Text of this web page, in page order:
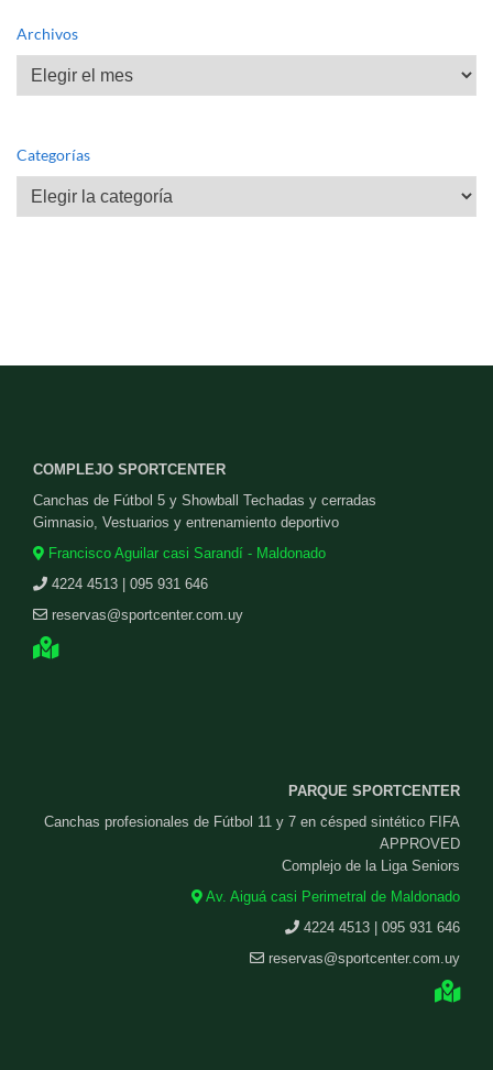
Archivos
Archivos
Categorías
Categorías
COMPLEJO SPORTCENTER
Canchas de Fútbol 5 y Showball Techadas y cerradas
Gimnasio, Vestuarios y entrenamiento deportivo
Francisco Aguilar casi Sarandí - Maldonado
4224 4513 | 095 931 646
reservas@sportcenter.com.uy
PARQUE SPORTCENTER
Canchas profesionales de Fútbol 11 y 7 en césped sintético FIFA
APPROVED
Complejo de la Liga Seniors
Av. Aiguá casi Perimetral de Maldonado
4224 4513 | 095 931 646
reservas@sportcenter.com.uy